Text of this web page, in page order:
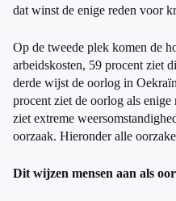
dat winst de enige reden voor
Op de tweede plek komen de
arbeidskosten, 59 procent ziet
derde wijst de oorlog in
procent ziet de oorlog als
ziet extreme
oorzaak. Hieronder alle
Dit wijzen mensen aan als